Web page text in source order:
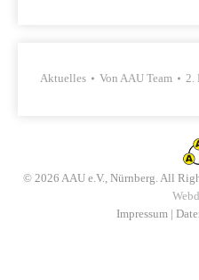
Aktuelles Von AAU Team 2.
© 2026 AAU e.V., Nürnberg. All
Impressum |